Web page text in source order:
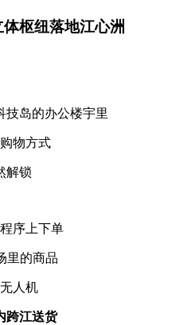
枢纽落地江心洲
技岛的办公楼宇里
物方式
解锁
序上下单
里的商品
人机
跨江送货